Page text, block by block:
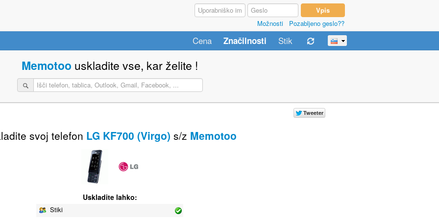
Možnosti Pozabljeno geslo??
Cena Značilnosti Stik
Memotoo uskladite vse, kar želite !
svoj telefon LG KF700 (Virgo) s/z Memotoo
Uskladite lahko:
Stiki